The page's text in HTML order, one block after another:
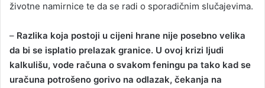
životne namirnice te da se radi o sporadičnim slučajevima.
– Razlika koja postoji u cijeni hrane nije posebno velika
da bi se isplatio prelazak granice. U ovoj krizi ljudi
kalkulišu, vode računa o svakom feningu pa tako kad se
uračuna potrošeno gorivo na odlazak, čekanja na